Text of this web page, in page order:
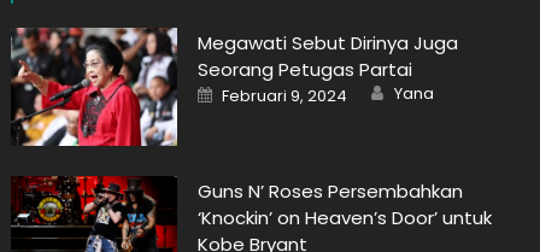
Megawati Sebut Dirinya Juga
Seorang Petugas Partai
Posted
on
Februari 9, 2024 Author
Yana
Guns N’ Roses Persembahkan
‘Knockin’ on Heaven’s Door’ untuk
Kobe Bryant